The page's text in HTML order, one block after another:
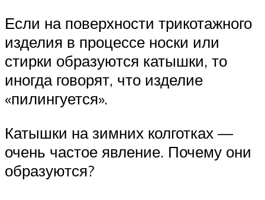
Если на поверхности трикотажного
изделия в процессе носки или
стирки образуются катышки, то
иногда говорят, что изделие
«пилингуется».
Катышки на зимних колготках —
очень частое явление. Почему они
образуются?